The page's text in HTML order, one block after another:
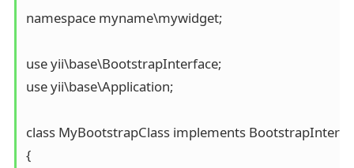
namespace myname\mywidget;
use yii\base\BootstrapInterface;
use yii\base\Application;
class MyBootstrapClass implements
{